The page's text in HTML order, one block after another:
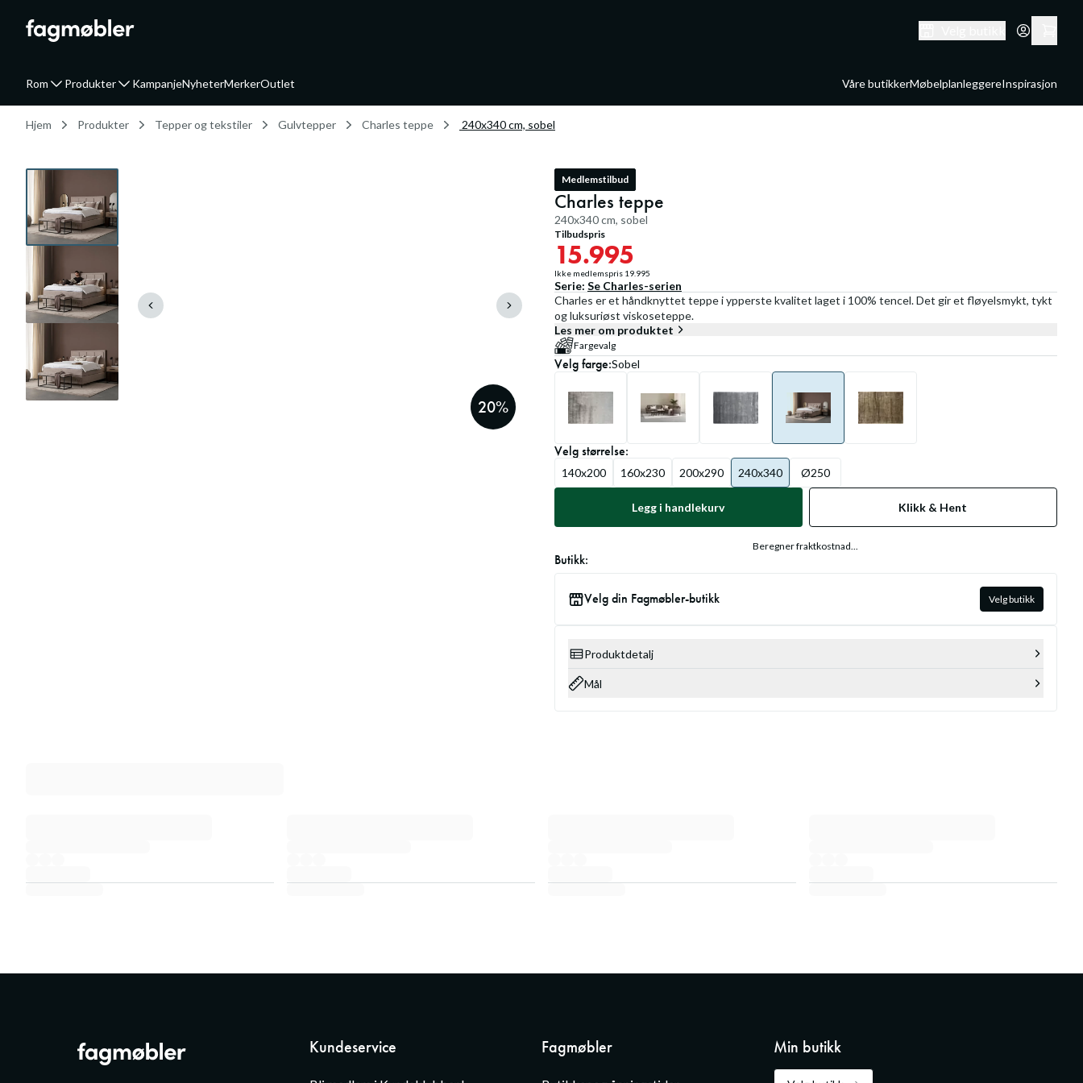
Rom Produkter KampanjeNyheterMerkerOutlet Våre butikkerMøbelplanleggereInspirasjon
Hjem Produkter Tepper og tekstiler Gulvtepper Charles teppe 240x340 cm, sobel
20%
Medlemstilbud
Charles teppe
240x340 cm, sobel
Tilbudspris
15.995
Ikke medlemspris 19.995
Serie: Se Charles-serien
Charles er et håndknyttet teppe i ypperste kvalitet laget i 100% tencel. Det gir et fløyelsmykt, tykt
og luksuriøst viskoseteppe.
Les mer om produktet
Fargevalg
Velgfarge:Sobel
Velgstørrelse:
140x200 160x230 200x290 240x340 Ø250
Legg i handlekurv Klikk & Hent
Beregner fraktkostnad...
Butikk:
Velg din Fagmøbler-butikk Velg butikk
Produktdetalj
Mål
Kundeservice Fagmøbler Min butikk